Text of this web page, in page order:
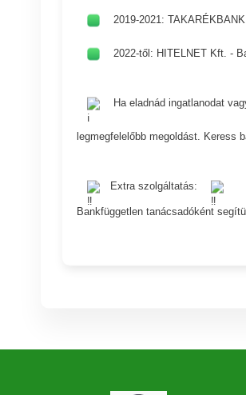
2019-2021:
2022-től: HITELNET Kft. -
Ha eladnád ingatlanodat
legmegfelelőbb megoldást. Keress
Extra szolgáltatás:
Bankfüggetlen tanácsadóként